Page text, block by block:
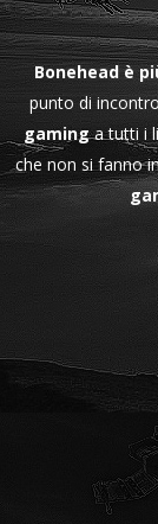
Bonehead è
punto di
gaminga tutti i
che non si fanno